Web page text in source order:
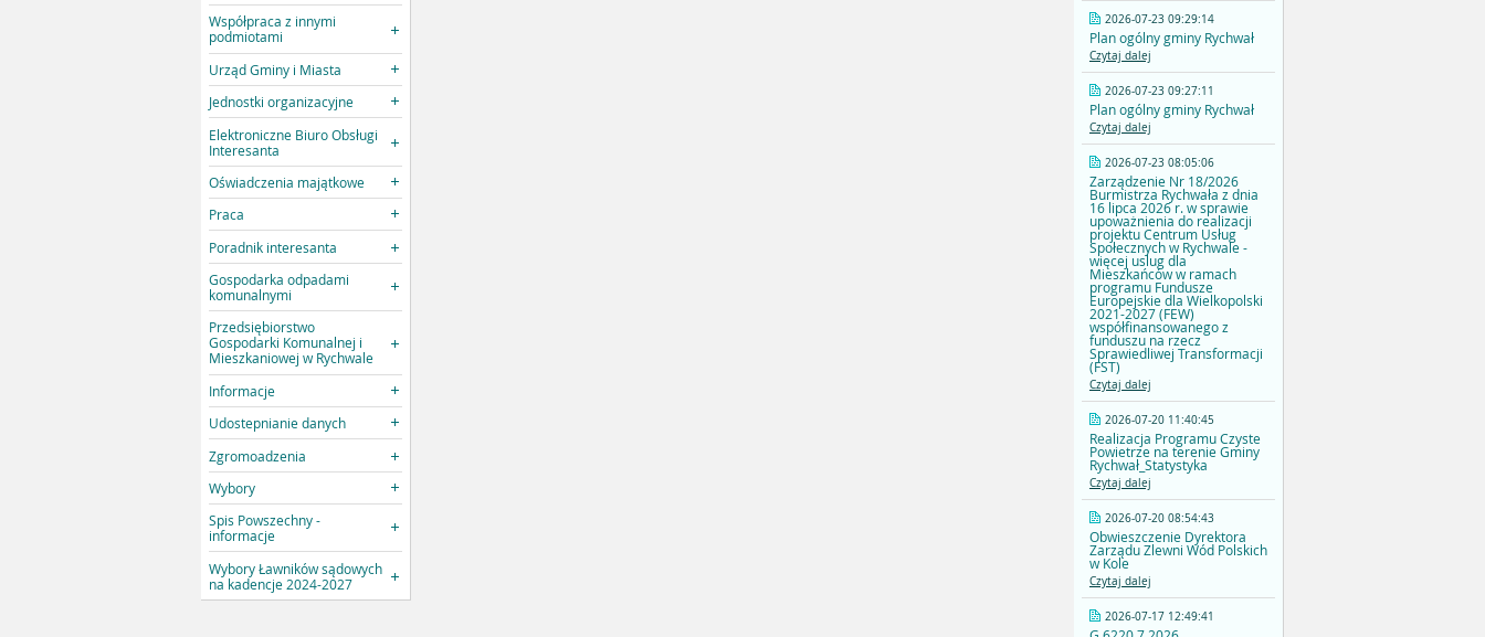
Współpraca z innymi
podmiotami
Urząd Gminy i Miasta
Jednostki organizacyjne
Elektroniczne Biuro Obsługi
Interesanta
Oświadczenia majątkowe
Praca
Poradnik interesanta
Gospodarka odpadami
komunalnymi
Przedsiębiorstwo
Gospodarki Komunalnej i
Mieszkaniowej w Rychwale
Informacje
Udostepnianie danych
Zgromoadzenia
Wybory
Spis Powszechny -
informacje
Wybory Ławników sądowych
na kadencje 2024-2027
2026-07-23 09:29:14
Plan ogólny gminy Rychwał
Czytaj dalej
2026-07-23 09:27:11
Plan ogólny gminy Rychwał
Czytaj dalej
2026-07-23 08:05:06
Zarządzenie Nr 18/2026
Burmistrza Rychwała z dnia
16 lipca 2026 r. w sprawie
upoważnienia do realizacji
projektu Centrum Usług
Społecznych w Rychwale -
więcej uslug dla
Mieszkańców w ramach
programu Fundusze
Europejskie dla Wielkopolski
2021-2027 (FEW)
współfinansowanego z
funduszu na rzecz
Sprawiedliwej Transformacji
(FST)
Czytaj dalej
2026-07-20 11:40:45
Realizacja Programu Czyste
Powietrze na terenie Gminy
Rychwał_Statystyka
Czytaj dalej
2026-07-20 08:54:43
Obwieszczenie Dyrektora
Zarządu Zlewni Wód Polskich
w Kole
Czytaj dalej
2026-07-17 12:49:41